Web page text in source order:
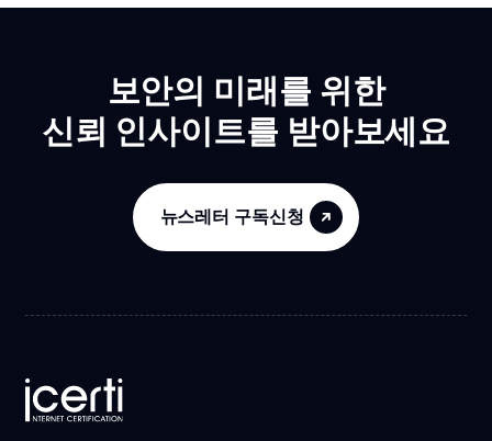
보안의 미래를 위한
신뢰 인사이트를 받아보세요
뉴스레터 구독신청